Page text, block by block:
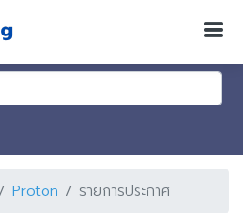
Proton รายการประกาศ